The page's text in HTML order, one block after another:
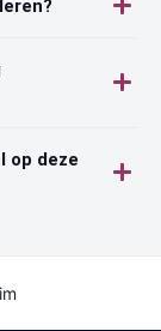
op deze